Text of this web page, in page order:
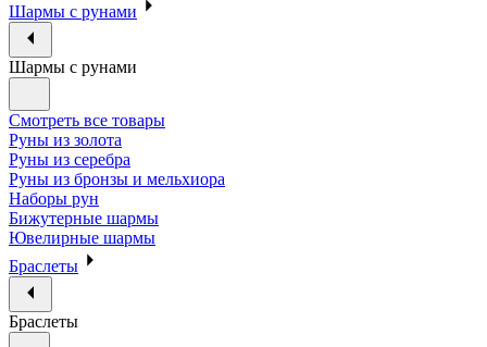
Шармы с рунами
Шармы с рунами
Смотреть все товары
Руны из золота
Руны из серебра
Руны из бронзы и мельхиора
Наборы рун
Бижутерные шармы
Ювелирные шармы
Браслеты
Браслеты